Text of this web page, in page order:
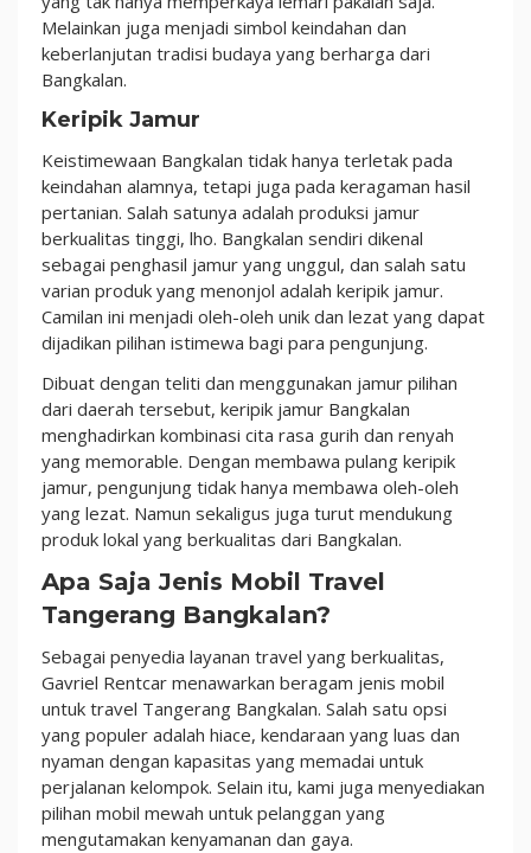
Melainkan juga menjadi simbol keindahan dan
keberlanjutan tradisi budaya yang berharga dari
Bangkalan.
Keripik Jamur
Keistimewaan Bangkalan tidak hanya terletak pada
keindahan alamnya, tetapi juga pada keragaman hasil
pertanian. Salah satunya adalah produksi jamur
berkualitas tinggi, lho. Bangkalan sendiri dikenal
sebagai penghasil jamur yang unggul, dan salah satu
varian produk yang menonjol adalah keripik jamur.
Camilan ini menjadi oleh-oleh unik dan lezat yang dapat
dijadikan pilihan istimewa bagi para pengunjung.
Dibuat dengan teliti dan menggunakan jamur pilihan
dari daerah tersebut, keripik jamur Bangkalan
menghadirkan kombinasi cita rasa gurih dan renyah
yang memorable. Dengan membawa pulang keripik
jamur, pengunjung tidak hanya membawa oleh-oleh
yang lezat. Namun sekaligus juga turut mendukung
produk lokal yang berkualitas dari Bangkalan.
Apa Saja Jenis Mobil Travel
Tangerang Bangkalan?
Sebagai penyedia layanan travel yang berkualitas,
Gavriel Rentcar menawarkan beragam jenis mobil
untuk travel Tangerang Bangkalan. Salah satu opsi
yang populer adalah hiace, kendaraan yang luas dan
nyaman dengan kapasitas yang memadai untuk
perjalanan kelompok. Selain itu, kami juga menyediakan
pilihan mobil mewah untuk pelanggan yang
mengutamakan kenyamanan dan gaya.